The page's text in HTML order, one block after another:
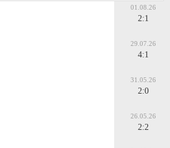
01.08.26
2:1
29.07.26
4:1
31.05.26
2:0
26.05.26
2:2